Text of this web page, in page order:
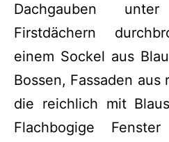
Dachgauben
Firstdächern
einem Sockel aus
Bossen, Fassaden
die reichlich mit
Flachbogige